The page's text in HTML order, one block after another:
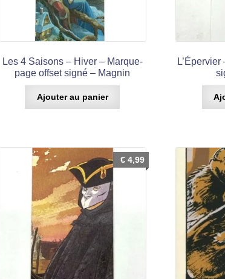
Les 4 Saisons – Hiver – Marque-
page offset signé – Magnin
Ajouter au panier
€4,99